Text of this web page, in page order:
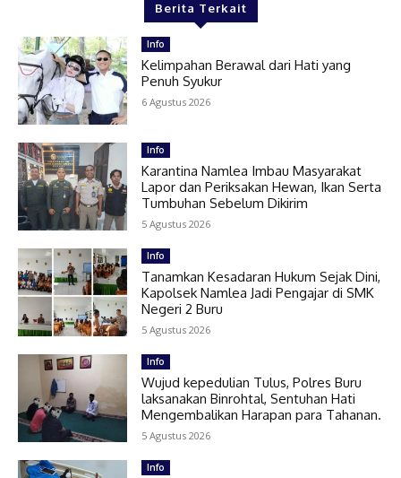
Berita Terkait
Info
Kelimpahan Berawal dari Hati yang
Penuh Syukur
6 Agustus 2026
Info
Karantina Namlea Imbau Masyarakat
Lapor dan Periksakan Hewan, Ikan Serta
Tumbuhan Sebelum Dikirim
5 Agustus 2026
Info
Tanamkan Kesadaran Hukum Sejak Dini,
Kapolsek Namlea Jadi Pengajar di SMK
Negeri 2 Buru
5 Agustus 2026
Info
Wujud kepedulian Tulus, Polres Buru
laksanakan Binrohtal, Sentuhan Hati
Mengembalikan Harapan para Tahanan.
5 Agustus 2026
Info